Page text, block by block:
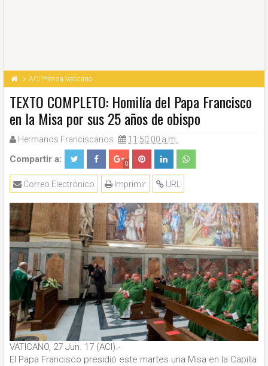
ACI Prensa Vaticano
TEXTO COMPLETO: Homilía del Papa Francisco
en la Misa por sus 25 años de obispo
Hermanos Franciscanos 11:50:00 a.m.
Compartir a: 0
URL
Imprimir
Correo Electrónico
VATICANO, 27 Jun. 17 (ACI).-
El Papa Francisco presidió este martes una Misa en la Capilla